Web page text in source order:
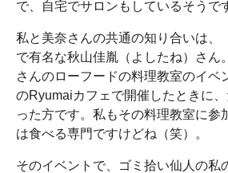
で、自宅でサロンもしているそうで
私と美奈さんの共通の知り合いは、
で有名な秋山佳胤（よしたね）さん
さんのローフードの料理教室のイベ
のRyumaiカフェで開催したときに
った方です。私もその料理教室に参
は食べる専門ですけどね（笑）。
そのイベントで、ゴミ拾い仙人の私